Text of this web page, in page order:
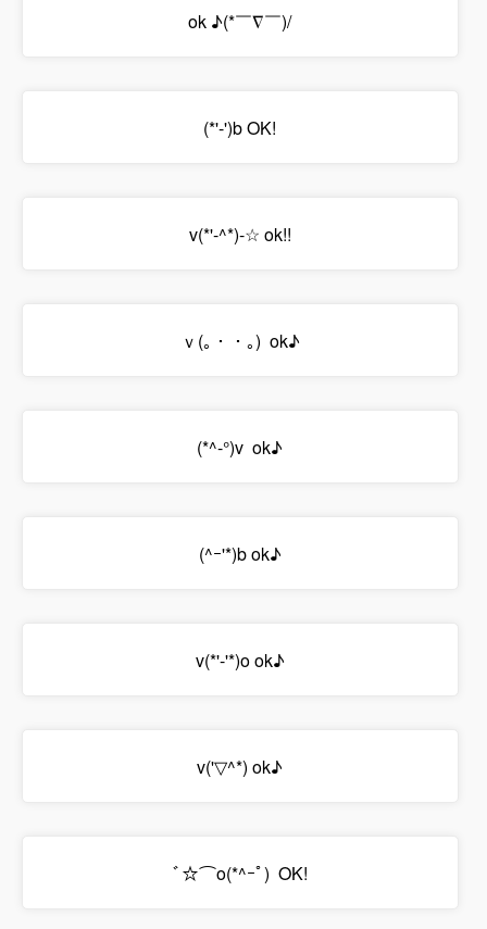
ok ♪(*￣∇￣)/
(*'-')b OK!
v(*'-^*)-☆ ok!!
ｖ(｡・・｡) ok♪
(*^-°)v ok♪
(^ｰ'*)b ok♪
v(*'-'*)o ok♪
v('▽^*) ok♪
ﾞ☆⌒o(*^ｰﾟ) OK!